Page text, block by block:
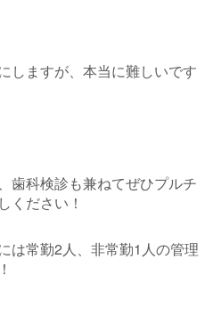
しますが、本当に難しいです
歯科検診も兼ねてぜひプルチ
ください！
は常勤2人、非常勤1人の管理